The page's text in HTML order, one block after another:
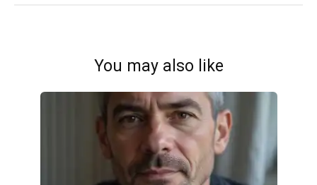
You may also like